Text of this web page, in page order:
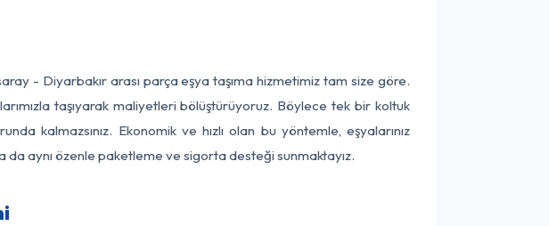
- Diyarbakır arası parça eşya taşıma hizmetimiz tam size göre.
taşıyarak maliyetleri bölüştürüyoruz. Böylece tek bir koltuk
kalmazsınız. Ekonomik ve hızlı olan bu yöntemle, eşyalarınız
da aynı özenle paketleme ve sigorta desteği sunmaktayız.